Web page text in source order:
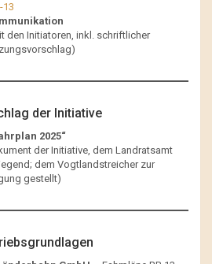
13
den Initiatoren, inkl. schriftlicher
der Initiative
2025“
der Initiative, dem Landratsamt
dem Vogtlandstreicher zur
gestellt)